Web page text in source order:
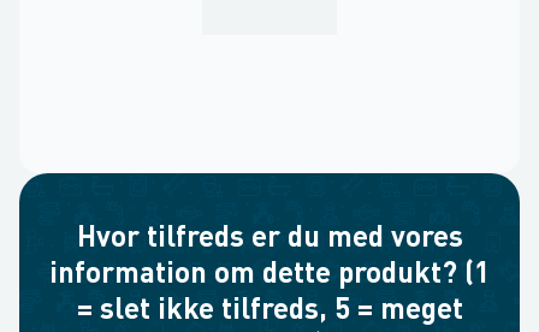
Hvor tilfreds er du med vores
information om dette produkt? (1
= slet ikke tilfreds, 5 = meget